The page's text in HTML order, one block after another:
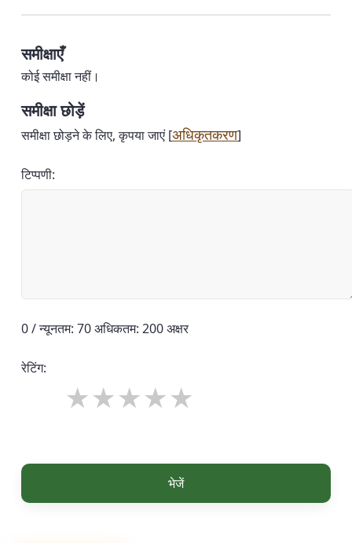
समीक्षाएँ
कोई समीक्षा नहीं।
समीक्षा छोड़ें
समीक्षा छोड़ने के लिए, कृपया जाएं [अधिकृतकरण]
टिप्पणी:
0 / न्यूनतम: 70 अधिकतम: 200 अक्षर
रेटिंग:
भेजें